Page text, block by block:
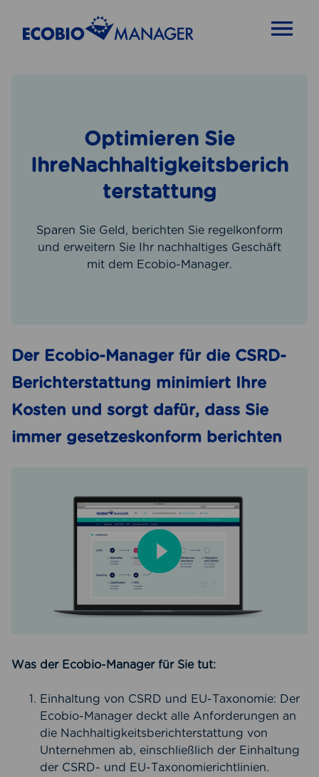
Optimieren Sie
IhreNachhaltigkeitsberich
terstattung
Sparen Sie Geld, berichten Sie regelkonform
und erweitern Sie Ihr nachhaltiges Geschäft
mit dem Ecobio-Manager.
Der Ecobio-Manager für die CSRD-
Berichterstattung minimiert Ihre
Kosten und sorgt dafür, dass Sie
immer gesetzeskonform berichten
Was der Ecobio-Manager für Sie tut:
Einhaltung von CSRD und EU-Taxonomie: Der
Ecobio-Manager deckt alle Anforderungen an
die Nachhaltigkeitsberichterstattung von
Unternehmen ab, einschließlich der Einhaltung
der CSRD- und EU-Taxonomierichtlinien.